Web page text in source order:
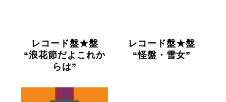
レコード盤★盤
“浪花節だよこれか
らは”
レコード盤★盤
“怪盤・雪女”